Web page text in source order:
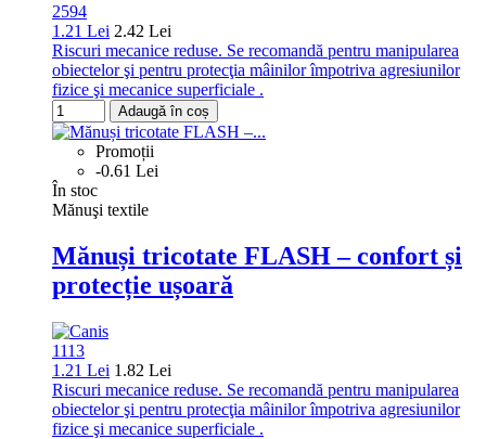
2594
1.21 Lei 2.42 Lei
Riscuri mecanice reduse. Se recomandă pentru manipularea
obiectelor şi pentru protecţia mâinilor împotriva agresiunilor
fizice şi mecanice superficiale .
Adaugă în coș
Promoții
-0.61 Lei
În stoc
Mănuşi textile
Mănuși tricotate FLASH – confort și
protecție ușoară
1113
1.21 Lei 1.82 Lei
Riscuri mecanice reduse. Se recomandă pentru manipularea
obiectelor şi pentru protecţia mâinilor împotriva agresiunilor
fizice şi mecanice superficiale .